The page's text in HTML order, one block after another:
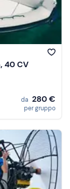
40 CV
da 280 €
per gruppo